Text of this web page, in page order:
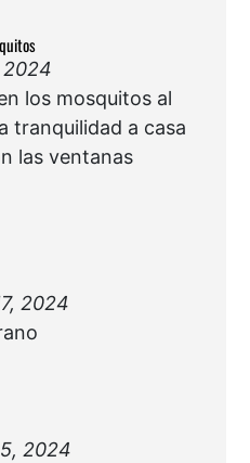
2024
los mosquitos al
tranquilidad a casa
las ventanas
2024
2024